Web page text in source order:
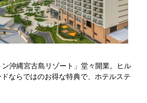
#フイナムのYouTube
#FOCUS IT #AH.H
#MUSIC #MOVIE
HANDBOOK
ン沖縄宮古島リゾート」堂々開業。ヒル
ドならではのお得な特典で、ホテルステ